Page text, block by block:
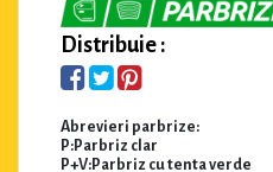
Distribuie :
Abrevieri parbrize:
P:Parbriz clar
P+V:Parbriz cu tenta verde